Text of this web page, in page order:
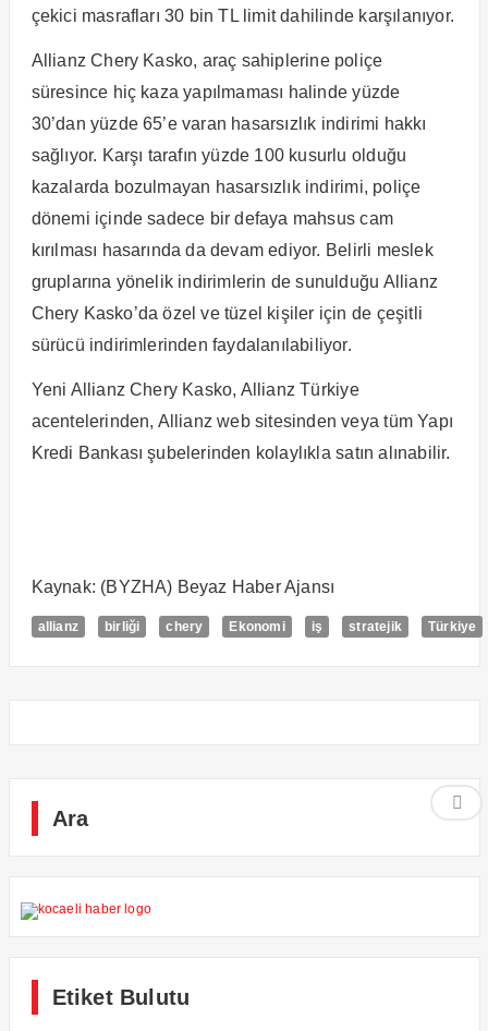
çekici masrafları 30 bin TL limit dahilinde karşılanıyor.
Allianz Chery Kasko, araç sahiplerine poliçe
süresince hiç kaza yapılmaması halinde yüzde
30’dan yüzde 65’e varan hasarsızlık indirimi hakkı
sağlıyor. Karşı tarafın yüzde 100 kusurlu olduğu
kazalarda bozulmayan hasarsızlık indirimi, poliçe
dönemi içinde sadece bir defaya mahsus cam
kırılması hasarında da devam ediyor. Belirli meslek
gruplarına yönelik indirimlerin de sunulduğu Allianz
Chery Kasko’da özel ve tüzel kişiler için de çeşitli
sürücü indirimlerinden faydalanılabiliyor.
Yeni Allianz Chery Kasko, Allianz Türkiye
acentelerinden, Allianz web sitesinden veya tüm Yapı
Kredi Bankası şubelerinden kolaylıkla satın alınabilir.
Kaynak: (BYZHA) Beyaz Haber Ajansı
allianz birliği chery Ekonomi iş stratejik Türkiye
Ara
Etiket Bulutu